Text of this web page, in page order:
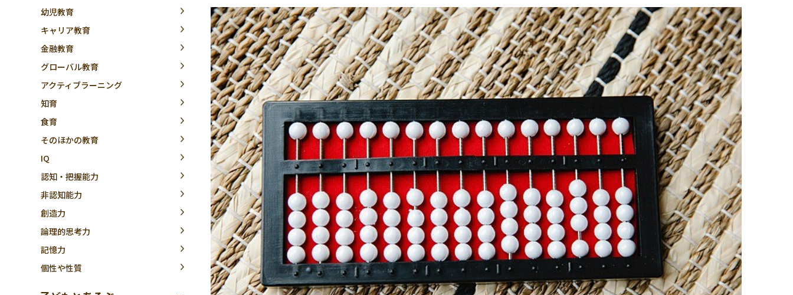
幼児教育
キャリア教育
金融教育
グローバル教育
アクティブラーニング
知育
食育
そのほかの教育
IQ
認知・把握能力
非認知能力
創造力
論理的思考力
記憶力
個性や性質